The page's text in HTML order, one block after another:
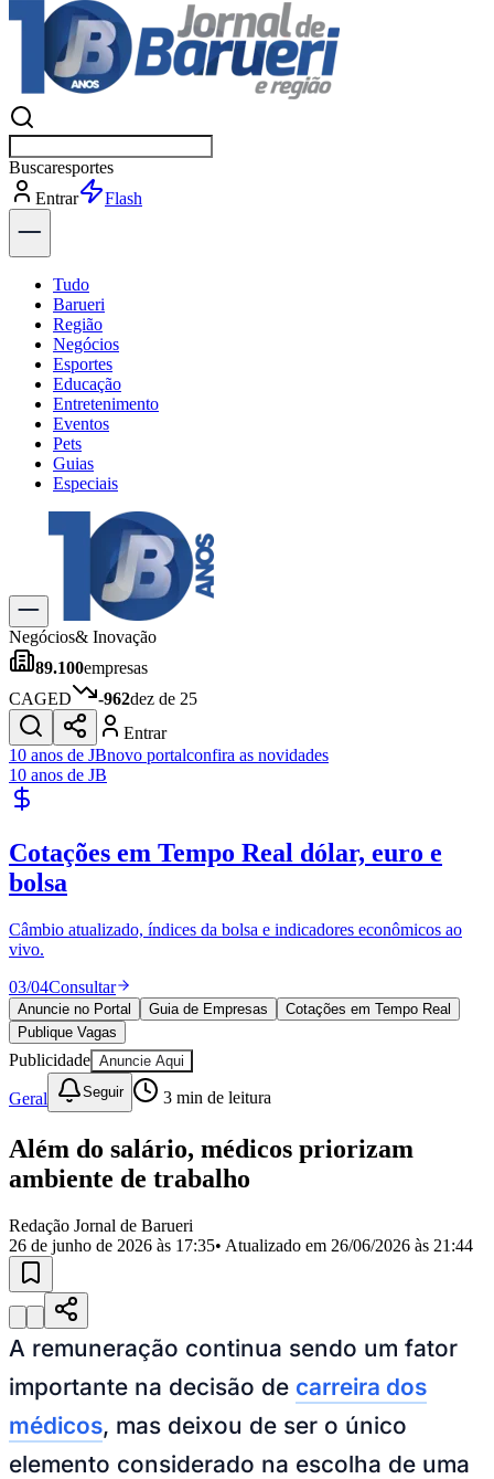
Buscarpolítica
Entrar
Explorar
Tudo
Barueri
Região
Negócios
Esportes
Educação
Entretenimento
Eventos
Pets
Guias
Especiais
Explore Tudo
Últimas Notícias
Previsão do Tempo
Trânsito e Rotas
Dia a Dia & Lazer
Gastronomia
Cinema & Shows
JogosNovo
Para Sua Empresa
Publicidade Legal
Política
Esportes
Cultura
Meio Ambiente
Obras
Educação
Bairros de Barueri
Selecione sua regiãoPara notícias da sua região
AldeiaAldeia da SerraAldeia de Barueri
VistaCalifórniaCarapicuíba
RegiãoCotia Cruz PretaEngenho NovoFazenda
Militar
Califórnia
Esperança
JulioJardim Líbano
MutingaJardim ParaísoJardim PaulistaJardim Reginalice Jardim São
Jardim São Pedro
TupãJardim TupanciMutingaNova AldeinhaOsascoParque dos
Camargos
Parque Santa LuziaParque VianaPirapora
do Bom Jesus
Recanto PhrynéaSantana de
ParnaíbaSilveira
do CondeVila Engenho NovoVila MárciaVila Nossa Sra. da
Negócios& Inovação
89.100empresas
CAGED
-962dez de 25
Entrar
10 anos de JBnovo portalconfira as novidades
10 anos de JB
Cotações em Tempo Real dólar, euro e
bolsa
Câmbio atualizado, índices da bolsa e indicadores econômicos ao
vivo.
03/04Consultar
Anuncie no Portal Guia de Empresas
Cotações em Tempo Real
Publique Vagas
Publicidade Anuncie Aqui
Geral Seguir 3 min de leitura
Além do salário, médicos priorizam
ambiente de trabalho
Redação Jornal de Barueri
26 de junho de 2026 às 17:35• Atualizado em 26/06/2026 às 21:44
A remuneração continua sendo um fator
importante na decisão de carreira dos
médicos, mas deixou de ser o único
elemento considerado na escolha de uma